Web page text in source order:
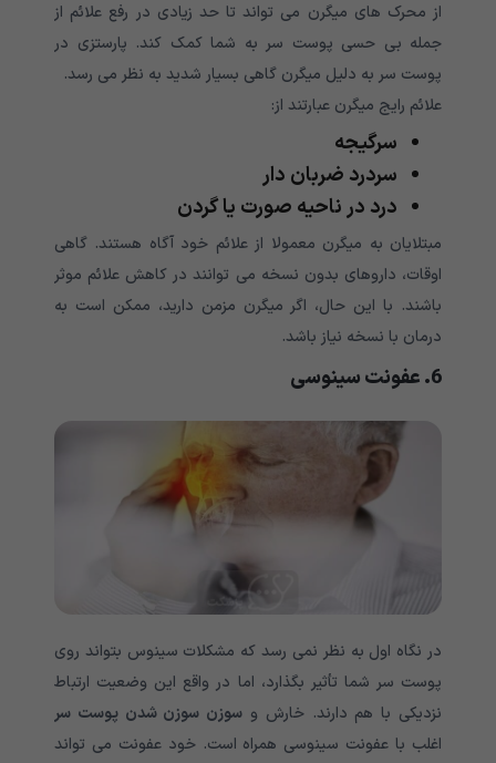
از محرک های میگرن می تواند تا حد زیادی در رفع علائم از
جمله بی حسی پوست سر به شما کمک کند. پارستزی در
پوست سر به دلیل میگرن گاهی بسیار شدید به نظر می رسد.
علائم رایج میگرن عبارتند از:
سرگیجه
سردرد ضربان دار
درد در ناحیه صورت یا گردن
مبتلایان به میگرن معمولا از علائم خود آگاه هستند. گاهی
اوقات، داروهای بدون نسخه می توانند در کاهش علائم موثر
باشند. با این حال، اگر میگرن مزمن دارید، ممکن است به
درمان با نسخه نیاز باشد.
6. عفونت سینوسی
در نگاه اول به نظر نمی رسد که مشکلات سینوس بتواند روی
پوست سر شما تأثیر بگذارد، اما در واقع این وضعیت ارتباط
نزدیکی با هم دارند. خارش و سوزن سوزن شدن پوست سر
اغلب با عفونت سینوسی همراه است. خود عفونت می تواند